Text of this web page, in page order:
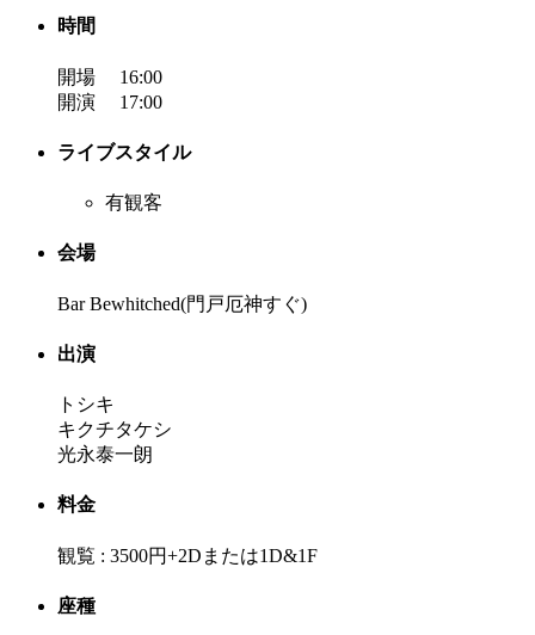
時間
開場 16:00
開演 17:00
ライブスタイル
有観客
会場
Bar Bewhitched(門戸厄神すぐ)
出演
トシキ
キクチタケシ
光永泰一朗
料金
観覧 : 3500円+2Dまたは1D&1F
座種